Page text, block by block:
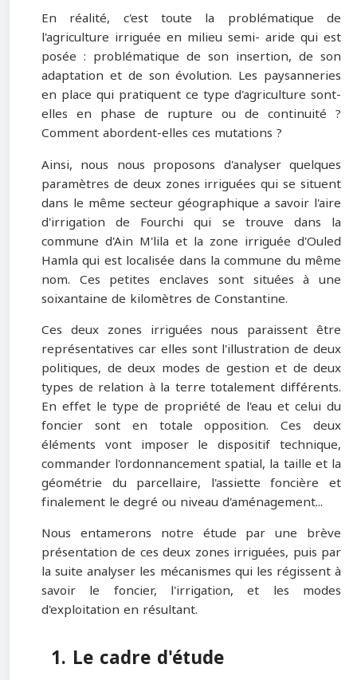
En réalité, c'est toute la problématique de
l'agriculture irriguée en milieu semi- aride qui est
posée : problématique de son insertion, de son
adaptation et de son évolution. Les paysanneries
en place qui pratiquent ce type d'agriculture sont-
elles en phase de rupture ou de continuité ?
Comment abordent-elles ces mutations ?
Ainsi, nous nous proposons d'analyser quelques
paramètres de deux zones irriguées qui se situent
dans le même secteur géographique a savoir l'aire
d'irrigation de Fourchi qui se trouve dans la
commune d'Ain M'lila et la zone irriguée d'Ouled
Hamla qui est localisée dans la commune du même
nom. Ces petites enclaves sont situées à une
soixantaine de kilomètres de Constantine.
Ces deux zones irriguées nous paraissent être
représentatives car elles sont l'illustration de deux
politiques, de deux modes de gestion et de deux
types de relation à la terre totalement différents.
En effet le type de propriété de l'eau et celui du
foncier sont en totale opposition. Ces deux
éléments vont imposer le dispositif technique,
commander l'ordonnancement spatial, la taille et la
géométrie du parcellaire, l'assiette foncière et
finalement le degré ou niveau d'aménagement...
Nous entamerons notre étude par une brève
présentation de ces deux zones irriguées, puis par
la suite analyser les mécanismes qui les régissent à
savoir le foncier, l'irrigation, et les modes
d'exploitation en résultant.
1. Le cadre d'étude